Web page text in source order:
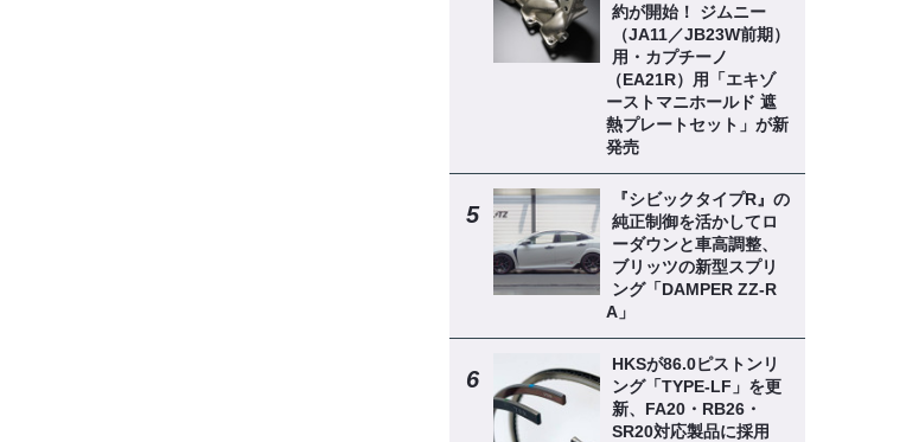
約が開始！ ジムニー
（JA11／JB23W前期）
用・カプチーノ
（EA21R）用「エキゾ
ーストマニホールド 遮
熱プレートセット」が新
発売
『シビックタイプR』の
純正制御を活かしてロ
ーダウンと車高調整、
ブリッツの新型スプリ
ング「DAMPER ZZ-R
A」
HKSが86.0ピストンリ
ング「TYPE-LF」を更
新、FA20・RB26・
SR20対応製品に採用